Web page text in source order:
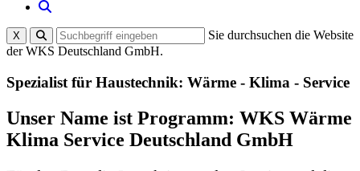
X
Sie durchsuchen die Website
der WKS Deutschland GmbH.
Spezialist für Haustechnik: Wärme - Klima - Service
Unser Name ist Programm: WKS Wärme
Klima Service Deutschland GmbH